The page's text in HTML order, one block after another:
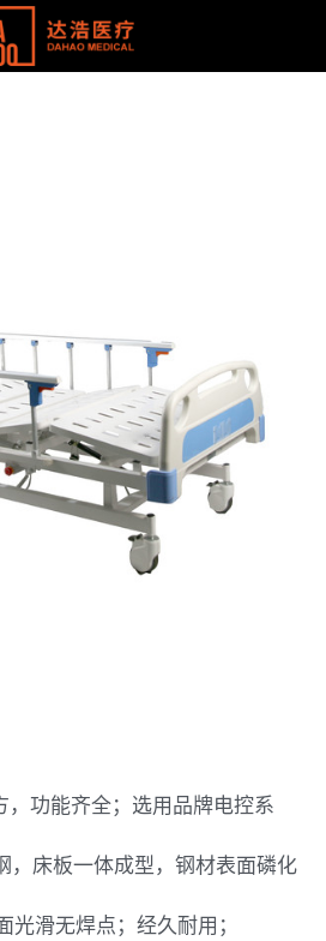
提供技术支持
，功能齐全；选用品牌电控系
，床板一体成型，钢材表面磷化
光滑无焊点；经久耐用；